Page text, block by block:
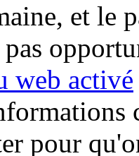
et le
web activé
pour